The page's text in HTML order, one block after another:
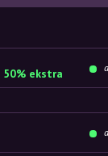
50% ekstra